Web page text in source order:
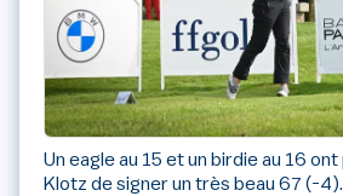
Un eagle au 15 et un birdie au 16
Klotz de signer un très beau 67 (-4).